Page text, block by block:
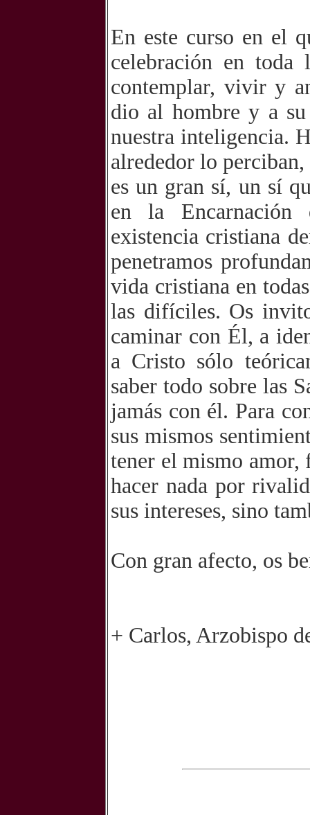
En este curso en el
celebración en
contemplar, vivir y
dio al hombre y a
nuestra inteligencia.
alrededor lo
es un gran sí, un sí
en la Encarnación
existencia cristiana
penetramos
vida cristiana en
las difíciles. Os
caminar con Él, a
a Cristo sólo
saber todo sobre las
jamás con él. Para
sus mismos
tener el mismo amor,
hacer nada por
sus intereses, sino
Con gran afecto, os
+ Carlos, Arzobispo